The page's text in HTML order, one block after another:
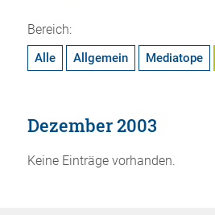
Bereich:
Alle Allgemein Mediatope
Dezember 2003
Keine Einträge vorhanden.